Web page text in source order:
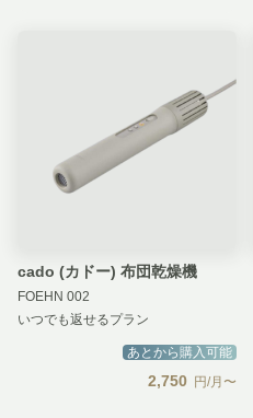
cado (カドー) 布団乾燥機
FOEHN 002
いつでも返せるプラン
あとから購入可能
2,750 円/月〜